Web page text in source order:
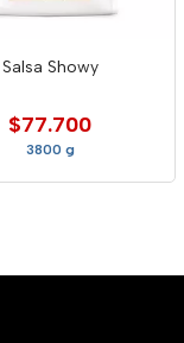
Salsa Showy
$77.700
3800 g